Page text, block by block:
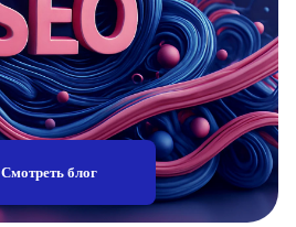
Смотреть блог